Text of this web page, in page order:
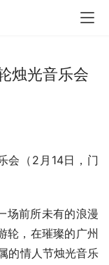
烛光音乐会
会（2月14日，门
场前所未有的浪漫
轮，在璀璨的广州
的情人节烛光音乐